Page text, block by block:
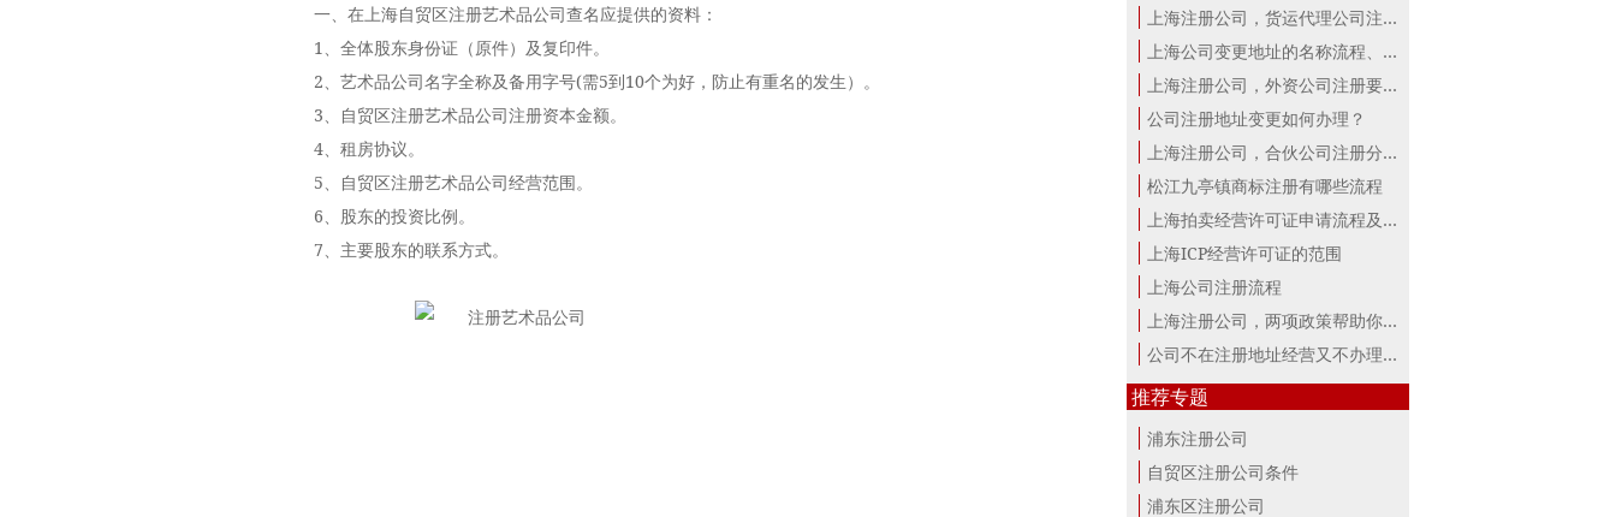
一、在上海自贸区注册艺术品公司查名应提供的资料：
1、全体股东身份证（原件）及复印件。
2、艺术品公司名字全称及备用字号(需5到10个为好，防止有重名的发生）。
3、自贸区注册艺术品公司注册资本金额。
4、租房协议。
5、自贸区注册艺术品公司经营范围。
6、股东的投资比例。
7、主要股东的联系方式。
上海注册公司，货运代理公司注册条件！
上海公司变更地址的名称流程、材料、...
上海注册公司，外资公司注册要点！
公司注册地址变更如何办理？
上海注册公司，合伙公司注册分析！
松江九亭镇商标注册有哪些流程
上海拍卖经营许可证申请流程及材料
上海ICP经营许可证的范围
上海公司注册流程
上海注册公司，两项政策帮助你最大。
公司不在注册地址经营又不办理变更，...
推荐专题
浦东注册公司
自贸区注册公司条件
浦东区注册公司